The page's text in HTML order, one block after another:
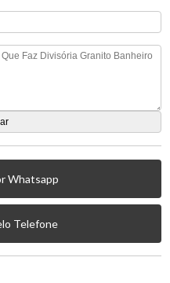
Whatsapp
Telefone